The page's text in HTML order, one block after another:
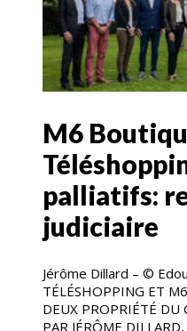
M6
palliatifs:
judiciaire
Jérôme Dillard – ©
TÉLÉSHOPPING ET
DEUX PROPRIÉTÉ DU
PAR JÉRÔME